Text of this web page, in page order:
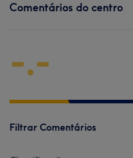
Comentários do centro
-.-
Filtrar Comentários